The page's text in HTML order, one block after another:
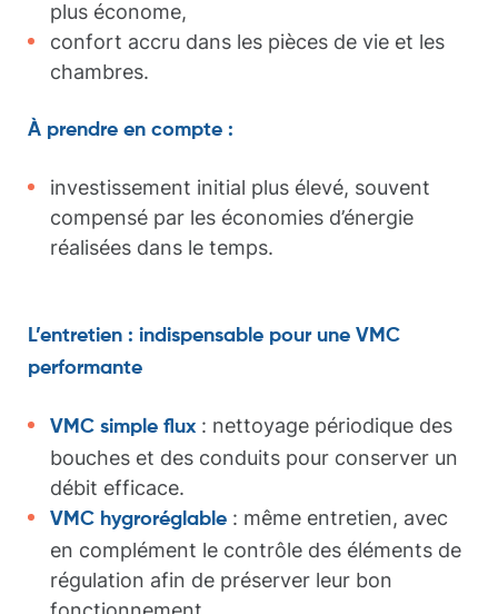
plus économe,
confort accru dans les pièces de vie et les
chambres.
À prendre en compte :
investissement initial plus élevé, souvent
compensé par les économies d’énergie
réalisées dans le temps.
L’entretien : indispensable pour une VMC
performante
VMC simple flux : nettoyage périodique des
bouches et des conduits pour conserver un
débit efficace.
VMC hygroréglable : même entretien, avec
en complément le contrôle des éléments de
régulation afin de préserver leur bon